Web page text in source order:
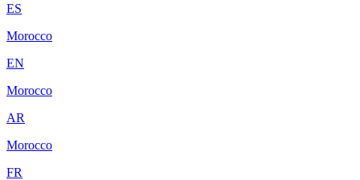
ES
Morocco
EN
Morocco
AR
Morocco
FR